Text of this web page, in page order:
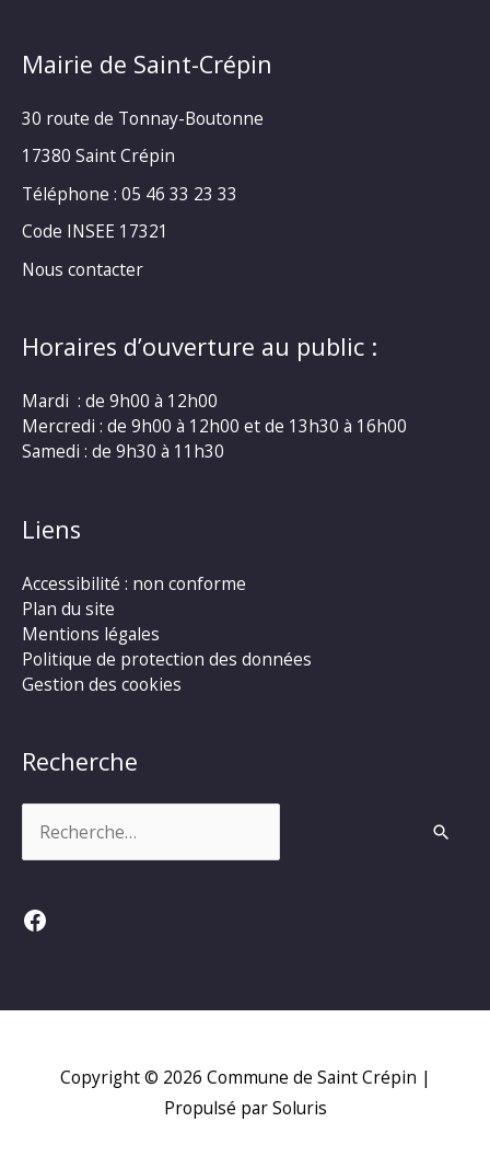
Mairie de Saint-Crépin
30 route de Tonnay-Boutonne
17380 Saint Crépin
Téléphone : 05 46 33 23 33
Code INSEE 17321
Nous contacter
Horaires d’ouverture au public :
Mardi : de 9h00 à 12h00
Mercredi : de 9h00 à 12h00 et de 13h30 à 16h00
Samedi : de 9h30 à 11h30
Liens
Accessibilité : non conforme
Plan du site
Mentions légales
Politique de protection des données
Gestion des cookies
Recherche
Facebook
Copyright © 2026 Commune de Saint Crépin |
Propulsé par Soluris